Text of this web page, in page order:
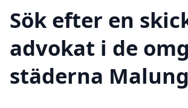
Sök efter en
advokat i de
städerna